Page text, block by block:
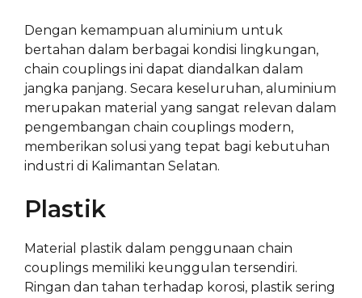
Dengan kemampuan aluminium untuk
bertahan dalam berbagai kondisi lingkungan,
chain couplings ini dapat diandalkan dalam
jangka panjang. Secara keseluruhan, aluminium
merupakan material yang sangat relevan dalam
pengembangan chain couplings modern,
memberikan solusi yang tepat bagi kebutuhan
industri di Kalimantan Selatan.
Plastik
Material plastik dalam penggunaan chain
couplings memiliki keunggulan tersendiri.
Ringan dan tahan terhadap korosi, plastik sering